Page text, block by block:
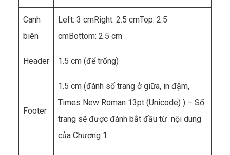
Canh
biên
Left: 3 cmRight: 2.5 cmTop: 2.5
cmBottom: 2.5 cm
Header 1.5 cm (để trống)
Footer
1.5 cm (đánh số trang ở giữa, in đậm,
Times New Roman 13pt (Unicode) ) – Số
trang sẽ được đánh bắt đầu từ nội dung
của Chương 1.